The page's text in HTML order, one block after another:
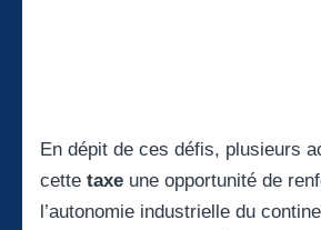
En dépit de ces défis, plusieurs
cette taxe une opportunité de
l’autonomie industrielle du